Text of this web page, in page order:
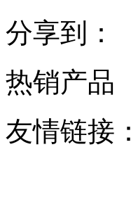
分享到：
热销产品
友情链接：